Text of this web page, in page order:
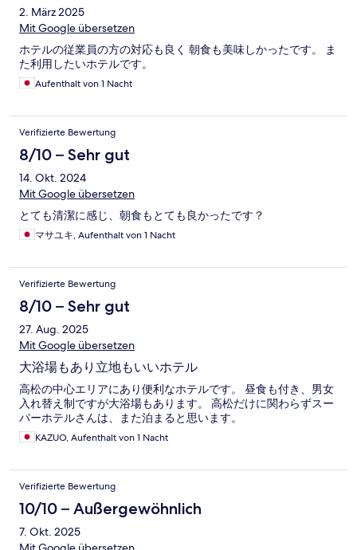
2. März 2025
Mit Google übersetzen
ホテルの従業員の方の対応も良く 朝食も美味しかったです。 ま
た利用したいホテルです。
Aufenthalt von 1 Nacht
Verifizierte Bewertung
8/10 – Sehr gut
14. Okt. 2024
Mit Google übersetzen
とても清潔に感じ、朝食もとても良かったです？
マサユキ, Aufenthalt von 1 Nacht
Verifizierte Bewertung
8/10 – Sehr gut
27. Aug. 2025
Mit Google übersetzen
大浴場もあり立地もいいホテル
高松の中心エリアにあり便利なホテルです。 昼食も付き、男女
入れ替え制ですが大浴場もあります。 高松だけに関わらずスー
パーホテルさんは、また泊まると思います。
KAZUO, Aufenthalt von 1 Nacht
Verifizierte Bewertung
10/10 – Außergewöhnlich
7. Okt. 2025